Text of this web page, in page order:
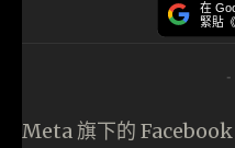
在
緊貼
-
Meta 旗下的